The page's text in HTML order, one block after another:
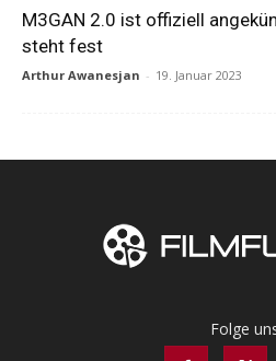
M3GAN 2.0 ist offiziell
steht fest
Arthur Awanesjan - 19. Januar 2023
Folge